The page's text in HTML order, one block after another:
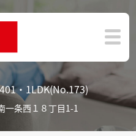
・1LDK(No.173)
一条西１８丁目1-1